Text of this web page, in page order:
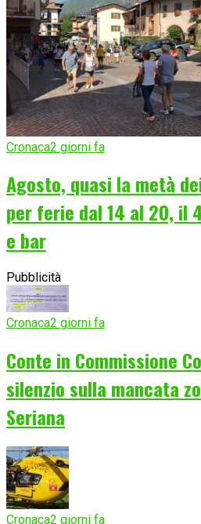
Cronaca2 giorni fa
Agosto, quasi la metà
per ferie dal 14 al 20,
e bar
Pubblicità
Cronaca2 giorni fa
Conte in Commissione
silenzio sulla mancata
Seriana
Cronaca2 giorni fa